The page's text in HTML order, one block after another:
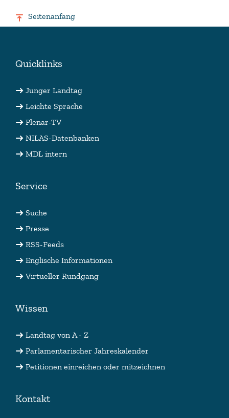
Seitenanfang
Quicklinks
Junger Landtag
Leichte Sprache
Plenar-TV
NILAS-Datenbanken
MDL intern
Service
Suche
Presse
RSS-Feeds
Englische Informationen
Virtueller Rundgang
Wissen
Landtag von A - Z
Parlamentarischer Jahreskalender
Petitionen einreichen oder mitzeichnen
Kontakt